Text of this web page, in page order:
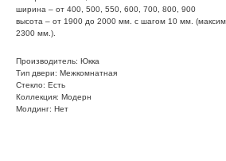
ширина – от 400, 500, 550, 600, 700, 800, 900
высота – от 1900 до 2000 мм. с шагом 10 мм.
2300 мм.).
Производитель: Юкка
Тип двери: Межкомнатная
Стекло: Есть
Коллекция: Модерн
Молдинг: Нет